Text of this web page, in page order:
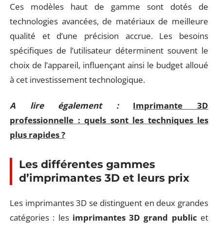
Ces modèles haut de gamme sont dotés de
technologies avancées, de matériaux de meilleure
qualité et d’une précision accrue. Les besoins
spécifiques de l’utilisateur déterminent souvent le
choix de l’appareil, influençant ainsi le budget alloué
à cet investissement technologique.
A lire également :
Imprimante 3D
professionnelle : quels sont les techniques les
plus rapides ?
Les différentes gammes
d’imprimantes 3D et leurs prix
Les imprimantes 3D se distinguent en deux grandes
catégories : les imprimantes 3D grand public et